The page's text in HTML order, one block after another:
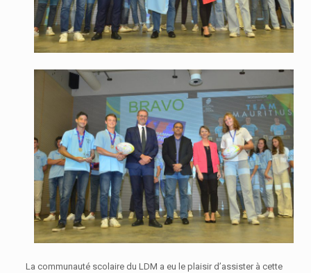
La communauté scolaire du LDM a eu le plaisir d’assister à cette